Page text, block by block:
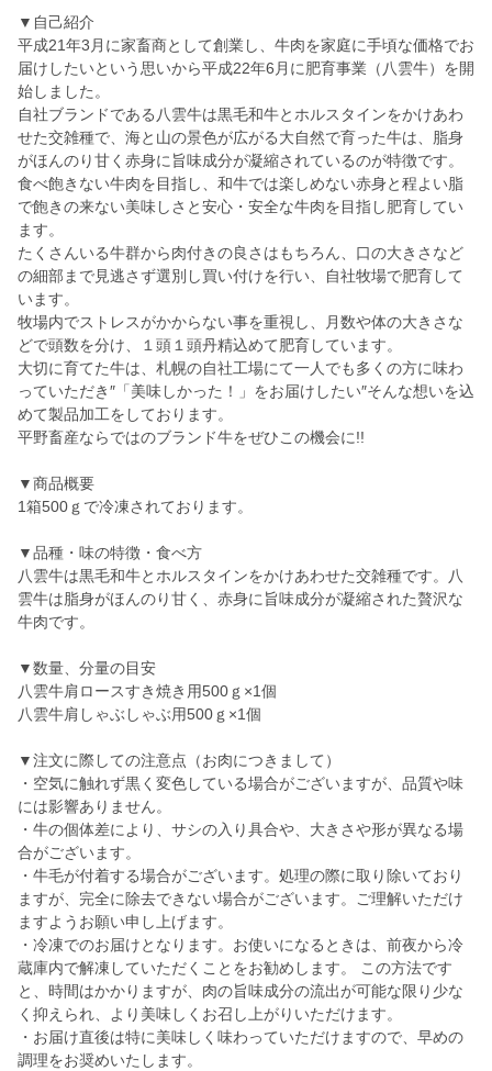
▼自己紹介
平成21年3月に家畜商として創業し、牛肉を家庭に手頃な価格でお
届けしたいという思いから平成22年6月に肥育事業（八雲牛）を開
始しました。
自社ブランドである八雲牛は黒毛和牛とホルスタインをかけあわ
せた交雑種で、海と山の景色が広がる大自然で育った牛は、脂身
がほんのり甘く赤身に旨味成分が凝縮されているのが特徴です。
食べ飽きない牛肉を目指し、和牛では楽しめない赤身と程よい脂
で飽きの来ない美味しさと安心・安全な牛肉を目指し肥育してい
ます。
たくさんいる牛群から肉付きの良さはもちろん、口の大きさなど
の細部まで見逃さず選別し買い付けを行い、自社牧場で肥育して
います。
牧場内でストレスがかからない事を重視し、月数や体の大きさな
どで頭数を分け、１頭１頭丹精込めて肥育しています。
大切に育てた牛は、札幌の自社工場にて一人でも多くの方に味わ
っていただき″「美味しかった！」をお届けしたい″そんな想いを込
めて製品加工をしております。
平野畜産ならではのブランド牛をぜひこの機会に!!
▼商品概要
1箱500ｇで冷凍されております。
▼品種・味の特徴・食べ方
八雲牛は黒毛和牛とホルスタインをかけあわせた交雑種です。八
雲牛は脂身がほんのり甘く、赤身に旨味成分が凝縮された贅沢な
牛肉です。
▼数量、分量の目安
八雲牛肩ロースすき焼き用500ｇ×1個
八雲牛肩しゃぶしゃぶ用500ｇ×1個
▼注文に際しての注意点（お肉につきまして）
・空気に触れず黒く変色している場合がございますが、品質や味
には影響ありません。
・牛の個体差により、サシの入り具合や、大きさや形が異なる場
合がございます。
・牛毛が付着する場合がございます。処理の際に取り除いており
ますが、完全に除去できない場合がございます。ご理解いただけ
ますようお願い申し上げます。
・冷凍でのお届けとなります。お使いになるときは、前夜から冷
蔵庫内で解凍していただくことをお勧めします。 この方法です
と、時間はかかりますが、肉の旨味成分の流出が可能な限り少な
く抑えられ、より美味しくお召し上がりいただけます。
・お届け直後は特に美味しく味わっていただけますので、早めの
調理をお奨めいたします。